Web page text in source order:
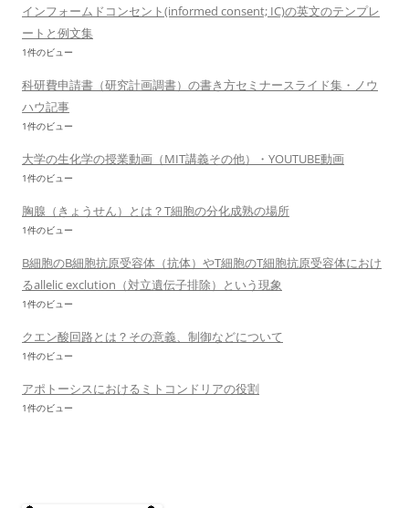
インフォームドコンセント(informed consent; IC)の英文のテンプレ
ートと例文集
1件のビュー
科研費申請書（研究計画調書）の書き方セミナースライド集・ノウ
ハウ記事
1件のビュー
大学の生化学の授業動画（MIT講義その他）・YOUTUBE動画
1件のビュー
胸腺（きょうせん）とは？T細胞の分化成熟の場所
1件のビュー
B細胞のB細胞抗原受容体（抗体）やT細胞のT細胞抗原受容体におけ
るallelic exclution（対立遺伝子排除）という現象
1件のビュー
クエン酸回路とは？その意義、制御などについて
1件のビュー
アポトーシスにおけるミトコンドリアの役割
1件のビュー